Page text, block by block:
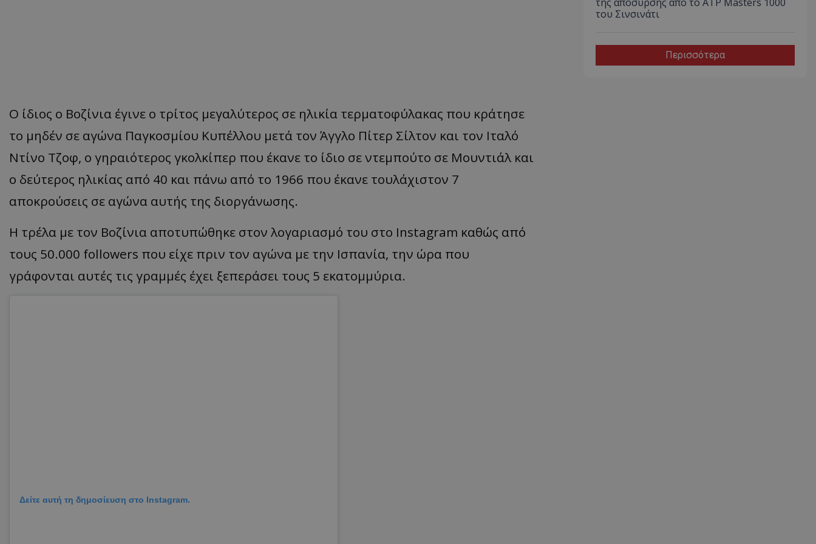
Ο ίδιος ο Βοζίνια έγινε ο τρίτος μεγαλύτερος σε ηλικία τερματοφύλακας που κράτησε
το μηδέν σε αγώνα Παγκοσμίου Κυπέλλου μετά τον Άγγλο Πίτερ Σίλτον και τον Ιταλό
Ντίνο Τζοφ, ο γηραιότερος γκολκίπερ που έκανε το ίδιο σε ντεμπούτο σε Μουντιάλ και
ο δεύτερος ηλικίας από 40 και πάνω από το 1966 που έκανε τουλάχιστον 7
αποκρούσεις σε αγώνα αυτής της διοργάνωσης.
Η τρέλα με τον Βοζίνια αποτυπώθηκε στον λογαριασμό του στο Instagram καθώς από
τους 50.000 followers που είχε πριν τον αγώνα με την Ισπανία, την ώρα που
γράφονται αυτές τις γραμμές έχει ξεπεράσει τους 5 εκατομμύρια.
Δείτε αυτή τη δημοσίευση στο Instagram.
του Σινσινάτι
Περισσότερα